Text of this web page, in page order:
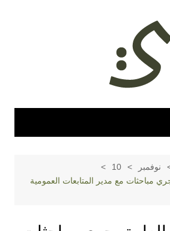
نوفمبر
10
مباحثات مع مدير المتابعات العمومية